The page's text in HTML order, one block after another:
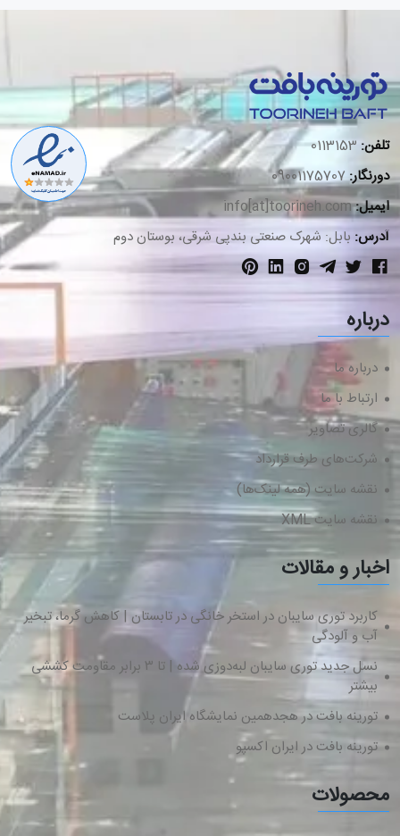
تلفن: 0113153
دورنگار:09001175707
ایمیل:info[at]toorineh.com
آدرس: بابل: شهرک صنعتی بندپی شرقی، بوستان دوم
درباره
درباره ما
ارتباط با ما
گالری تصاویر
شرکت‌های طرف قرارداد
نقشه سایت (همه لینک‌ها)
نقشه سایت XML
اخبار و مقالات
کاربرد توری سایبان در استخر خانگی در تابستان | کاهش گرما، تبخیر
آب و آلودگی
نسل جدید توری سایبان لبه‌دوزی شده | تا ۳ برابر مقاومت کششی
بیشتر
تورینه بافت در هجدهمین نمایشگاه ایران پلاست
تورینه بافت در ایران اکسپو
محصولات